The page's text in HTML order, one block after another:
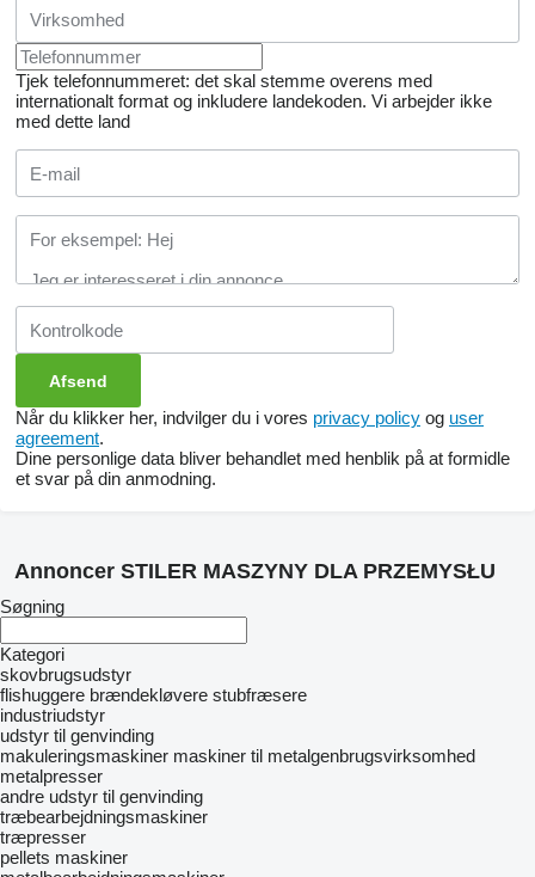
Tjek telefonnummeret: det skal stemme overens med
internationalt format og inkludere landekoden. Vi arbejder ikke
med dette land
Når du klikker her, indvilger du i vores privacy policy og user
agreement.
Dine personlige data bliver behandlet med henblik på at formidle
et svar på din anmodning.
Annoncer STILER MASZYNY DLA PRZEMYSŁU
Søgning
Kategori
skovbrugsudstyr
flishuggere brændekløvere stubfræsere
industriudstyr
udstyr til genvinding
makuleringsmaskiner maskiner til metalgenbrugsvirksomhed
metalpresser
andre udstyr til genvinding
træbearbejdningsmaskiner
træpresser
pellets maskiner